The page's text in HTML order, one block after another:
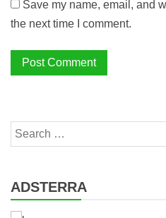
Save my name, email, and
the next time I comment.
Search
for:
ADSTERRA